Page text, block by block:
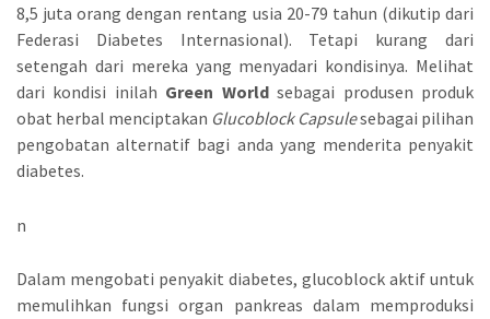
8,5 juta orang dengan rentang usia 20-79 tahun (dikutip dari
Federasi Diabetes Internasional). Tetapi kurang dari
setengah dari mereka yang menyadari kondisinya. Melihat
dari kondisi inilah Green Worldsebagai produsen produk
obat herbal menciptakan Glucoblock Capsulesebagai pilihan
pengobatan alternatif bagi anda yang menderita penyakit
diabetes.
n
Dalam mengobati penyakit diabetes, glucoblock aktif untuk
memulihkan fungsi organ pankreas dalam memproduksi